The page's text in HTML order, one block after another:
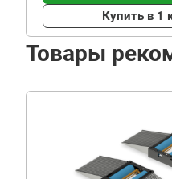
Купить в 1
Товары